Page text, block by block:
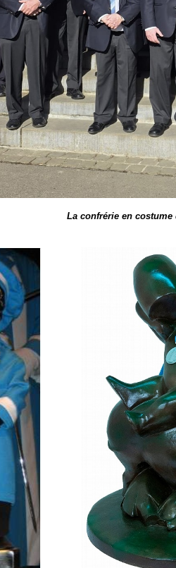
La confrérie en costume